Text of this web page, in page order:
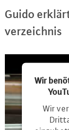
Guido
ver­zeich­nis
Wir
Wir